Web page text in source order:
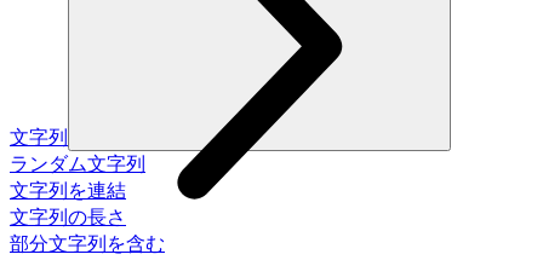
文字列
ランダム文字列
文字列を連結
文字列の長さ
部分文字列を含む